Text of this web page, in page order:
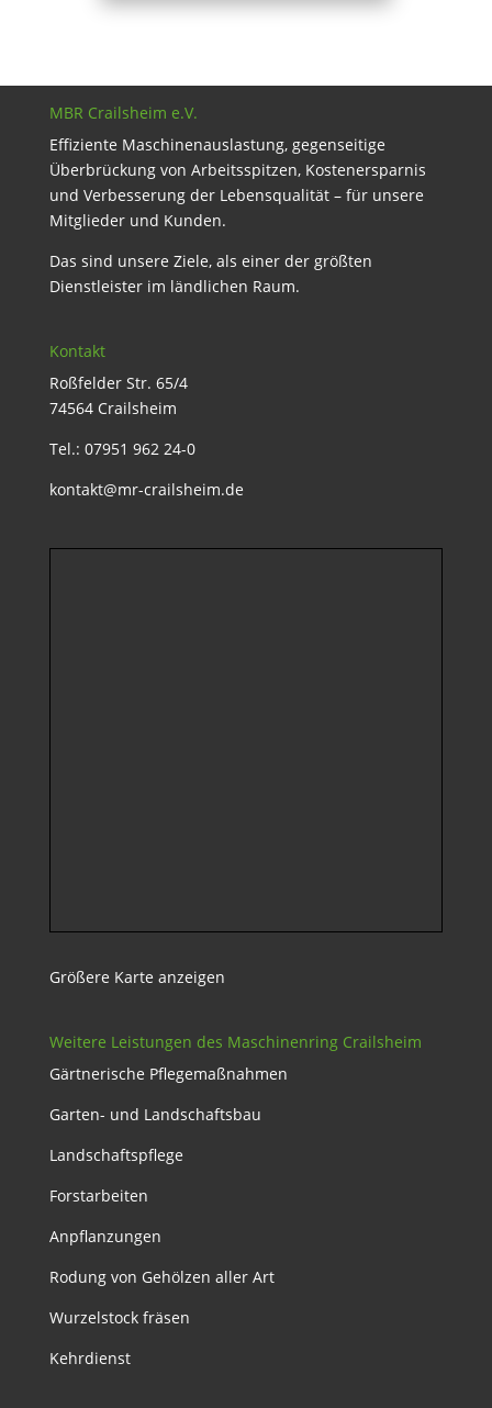
MBR Crailsheim e.V.
Effiziente Maschinenauslastung, gegenseitige
Überbrückung von Arbeitsspitzen, Kostenersparnis
und Verbesserung der Lebensqualität – für unsere
Mitglieder und Kunden.
Das sind unsere Ziele, als einer der größten
Dienstleister im ländlichen Raum.
Kontakt
Roßfelder Str. 65/4
74564 Crailsheim
Tel.: 07951 962 24-0
kontakt@mr-crailsheim.de
Größere Karte anzeigen
Weitere Leistungen des Maschinenring Crailsheim
Gärtnerische Pflegemaßnahmen
Garten- und Landschaftsbau
Landschaftspflege
Forstarbeiten
Anpflanzungen
Rodung von Gehölzen aller Art
Wurzelstock fräsen
Kehrdienst